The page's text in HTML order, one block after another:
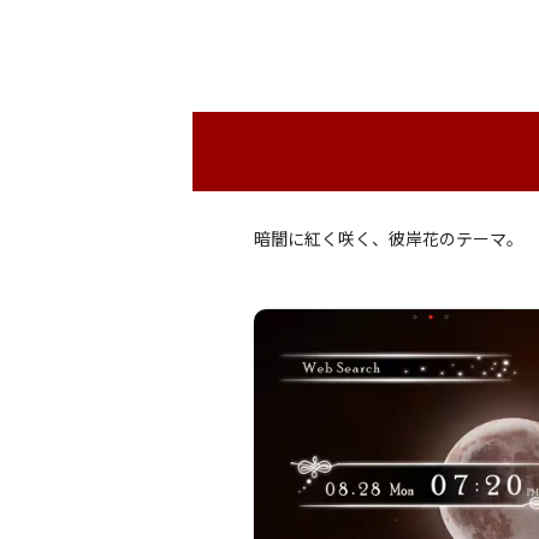
暗闇に紅く咲く、彼岸花のテーマ。